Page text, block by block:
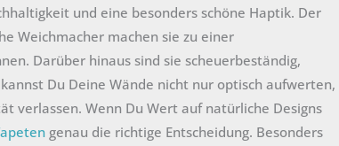
und eine besonders schöne Haptik. Der
Weichmacher machen sie zu einer
Darüber hinaus sind sie scheuerbeständig,
Du Deine Wände nicht nur optisch aufwerten,
verlassen. Wenn Du Wert auf natürliche Designs
genau die richtige Entscheidung. Besonders